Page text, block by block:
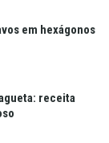
em hexágonos
receita